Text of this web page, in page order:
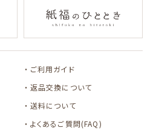
プスの少女ハイ
BEAR'S
TEA STAND
ご利用ガイド
返品交換について
送料について
よくあるご質問(FAQ)